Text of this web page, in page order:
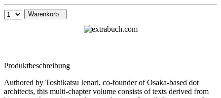
Warenkorb
Produktbeschreibung
Authored by Toshikatsu Ienari, co-founder of Osaka-based dot
architects, this multi-chapter volume consists of texts derived from